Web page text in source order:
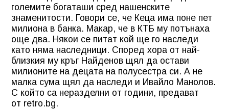
големите богаташи сред нашенските
знаменитости. Говори се, че Кеца има поне пет
милиона в банка. Макар, че в КТБ му потънаха
още два. Някои се питат кой ще го наследи
като няма наследници. Според хора от най-
близкия му кръг Найденов щял да остави
милионите на децата на полусестра си. А не
малка сума щял да наследи и Ивайло Манолов.
С който са неразделни от години, предават
от retro.bg.